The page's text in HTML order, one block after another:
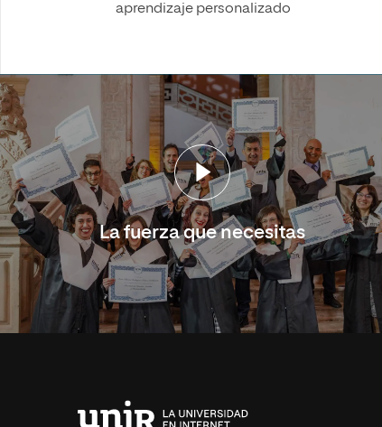
aprendizaje personalizado
La fuerza que necesitas